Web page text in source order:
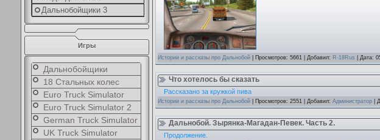
Дальнобойщики 3
Игры
Дальнобойщики
18 Стальных колес
Euro Truck Simulator
Euro Truck Simulator 2
German Truck Simulator
UK Truck Simulator
Истории и рассказы про Дальнобой | Просмотров: 5661 | Добавил: R-18Rus | Дата:
Что хотелось бы сказать
Рассказано за кружкой пива
Истории и рассказы про Дальнобой | Просмотров: 2551 | Добавил: Администратор |
Дальнобой. Зырянка-Магадан-Певек. Часть 2.
Продолжение.